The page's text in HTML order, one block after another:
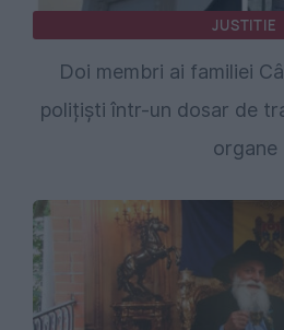
JUSTITIE
Doi membri ai familiei
polițiști într-un dosar de
organe